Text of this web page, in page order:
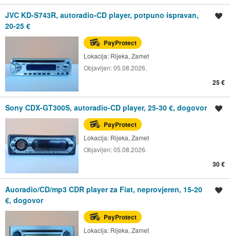
JVC KD-S743R, autoradio-CD player, potpuno ispravan,
20-25 €
PayProtect
Lokacija: Rijeka, Zamet
Objavljen:05.08.2026.
25 €
Sony CDX-GT300S, autoradio-CD player, 25-30 €, dogovor
PayProtect
Lokacija: Rijeka, Zamet
Objavljen:05.08.2026.
30 €
Auoradio/CD/mp3 CDR player za Fiat, neprovjeren, 15-20
€, dogovor
PayProtect
Lokacija: Rijeka, Zamet